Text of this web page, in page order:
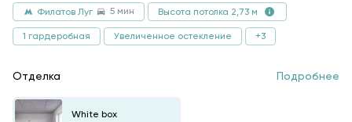
Филатов Луг 5 мин Высота потолка 2,73 м
1 гардеробная Увеличенное остекление +3
Отделка Подробнее
White box